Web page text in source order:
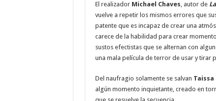
El realizador Michael Chaves, autor de
vuelve a repetir los mismos errores que
patente que es incapaz de crear una
carece de la habilidad para crear
sustos efectistas que se alternan con
una mala película de terror de usar y tirar
Del naufragio solamente se salvan Taissa
algún momento inquietante, creado en